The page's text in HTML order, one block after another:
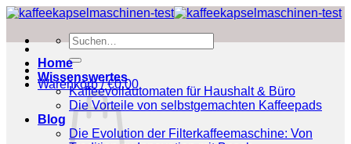
Zum
springen
Suchen
nach:
Warenkorb /€0.00
Home
Wissenswertes
Kaffeevollautomaten für Haushalt & Büro
Die Vorteile von selbstgemachten Kaffeepads
Blog
Die Evolution der Filterkaffeemaschine: Von